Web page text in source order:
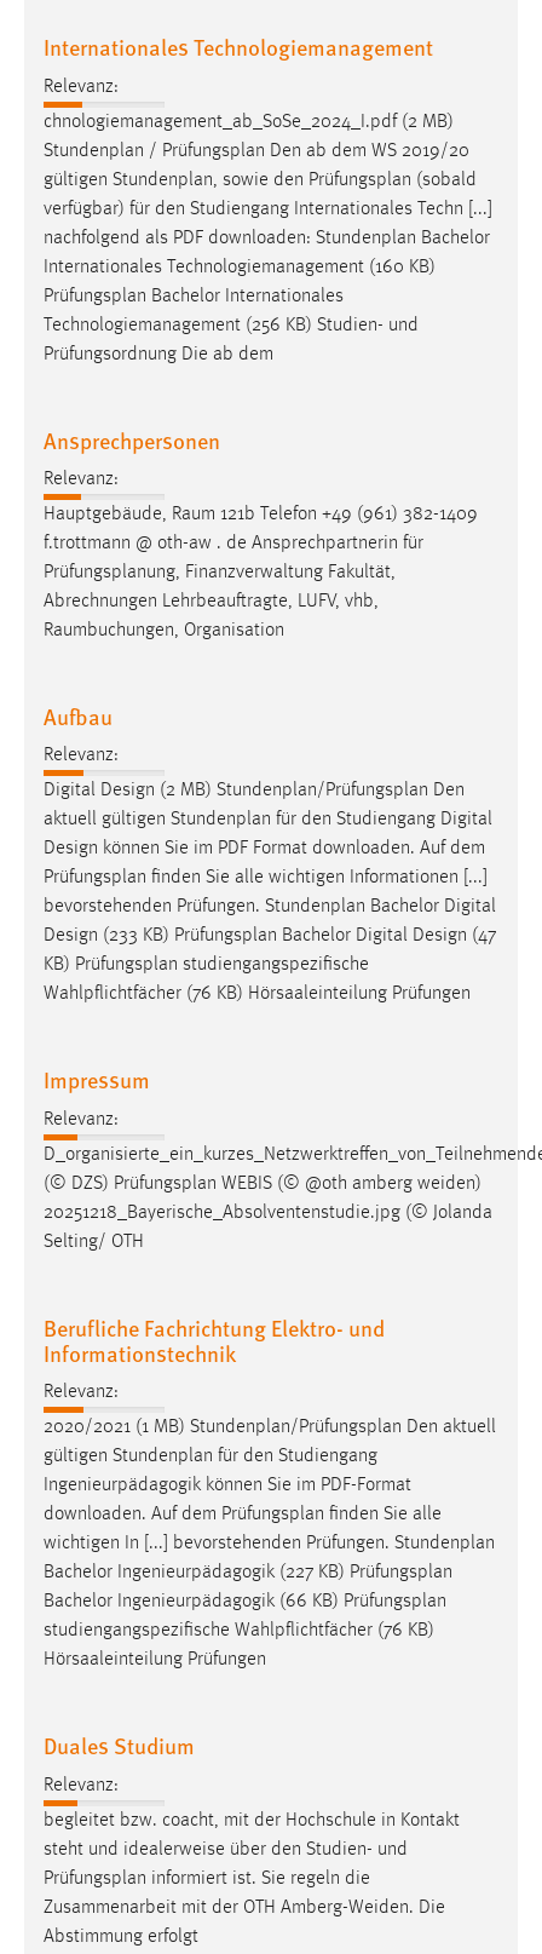
Internationales Technologiemanagement
Relevanz:
chnologiemanagement_ab_SoSe_2024_I.pdf (2 MB)
Stundenplan / Prüfungsplan Den ab dem WS 2019/20
gültigen Stundenplan, sowie den Prüfungsplan (sobald
verfügbar) für den Studiengang Internationales Techn [...]
nachfolgend als PDF downloaden: Stundenplan Bachelor
Internationales Technologiemanagement (160 KB)
Prüfungsplan Bachelor Internationales
Technologiemanagement (256 KB) Studien- und
Prüfungsordnung Die ab dem
Ansprechpersonen
Relevanz:
Hauptgebäude, Raum 121b Telefon +49 (961) 382-1409
f.trottmann @ oth-aw . de Ansprechpartnerin für
Prüfungsplanung, Finanzverwaltung Fakultät,
Abrechnungen Lehrbeauftragte, LUFV, vhb,
Raumbuchungen, Organisation
Aufbau
Relevanz:
Digital Design (2 MB) Stundenplan/Prüfungsplan Den
aktuell gültigen Stundenplan für den Studiengang Digital
Design können Sie im PDF Format downloaden. Auf dem
Prüfungsplan finden Sie alle wichtigen Informationen [...]
bevorstehenden Prüfungen. Stundenplan Bachelor Digital
Design (233 KB) Prüfungsplan Bachelor Digital Design (47
KB) Prüfungsplan studiengangspezifische
Wahlpflichtfächer (76 KB) Hörsaaleinteilung Prüfungen
Impressum
Relevanz:
(© DZS) Prüfungsplan WEBIS (© @oth amberg weiden)
20251218_Bayerische_Absolventenstudie.jpg (© Jolanda
Selting/ OTH
Berufliche Fachrichtung Elektro- und
Informationstechnik
Relevanz:
2020/2021 (1 MB) Stundenplan/Prüfungsplan Den aktuell
gültigen Stundenplan für den Studiengang
Ingenieurpädagogik können Sie im PDF-Format
downloaden. Auf dem Prüfungsplan finden Sie alle
wichtigen In [...] bevorstehenden Prüfungen. Stundenplan
Bachelor Ingenieurpädagogik (227 KB) Prüfungsplan
Bachelor Ingenieurpädagogik (66 KB) Prüfungsplan
studiengangspezifische Wahlpflichtfächer (76 KB)
Hörsaaleinteilung Prüfungen
Duales Studium
Relevanz:
begleitet bzw. coacht, mit der Hochschule in Kontakt
steht und idealerweise über den Studien- und
Prüfungsplan informiert ist. Sie regeln die
Zusammenarbeit mit der OTH Amberg-Weiden. Die
Abstimmung erfolgt
Um Inhalte von Videoplattformen und Social Media
externen Medien Cookies gesetzt.
YouTube
Vimeo